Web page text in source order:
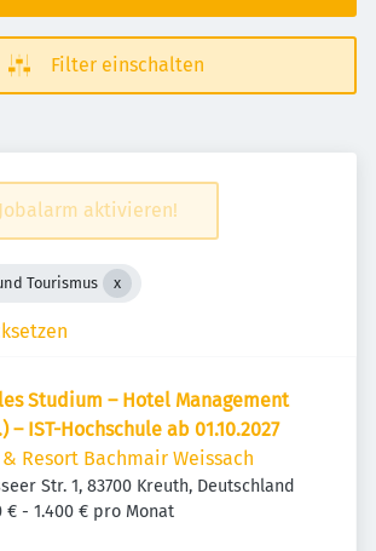
Filter einschalten
aktivieren!
Tourismus
Studium – Hotel Management
– IST-Hochschule ab 01.10.2027
Resort Bachmair Weissach
Str. 1, 83700 Kreuth, Deutschland
€ - 1.400 € pro Monat